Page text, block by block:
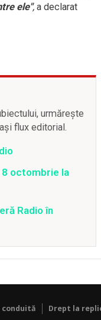
ele", a declarat
urmărește
flux editorial.
8 octombrie la
Radio în
conduită Drept la